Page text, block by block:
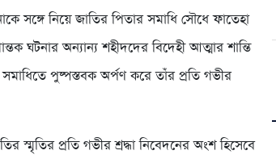
সঙ্গে নিয়ে জাতির পিতার সমাধি সৌধে ফাতেহা
ঘটনার অন্যান্য শহীদদের বিদেহী আত্মার শান্তি
পুষ্পস্তবক অর্পণ করে তাঁর প্রতি গভীর
স্মৃতির প্রতি গভীর শ্রদ্ধা নিবেদনের অংশ হিসেবে